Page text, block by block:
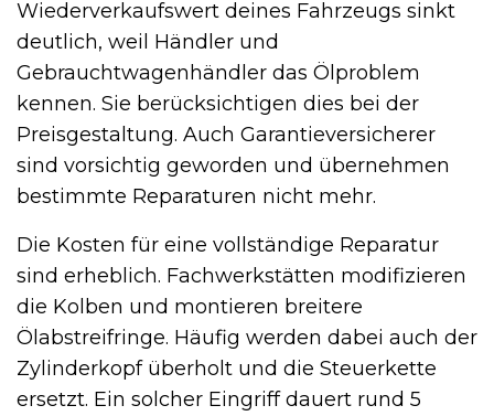
Wiederverkaufswert deines Fahrzeugs sinkt
deutlich, weil Händler und
Gebrauchtwagenhändler das Ölproblem
kennen. Sie berücksichtigen dies bei der
Preisgestaltung. Auch Garantieversicherer
sind vorsichtig geworden und übernehmen
bestimmte Reparaturen nicht mehr.
Die Kosten für eine vollständige Reparatur
sind erheblich. Fachwerkstätten modifizieren
die Kolben und montieren breitere
Ölabstreifringe. Häufig werden dabei auch der
Zylinderkopf überholt und die Steuerkette
ersetzt. Ein solcher Eingriff dauert rund 5